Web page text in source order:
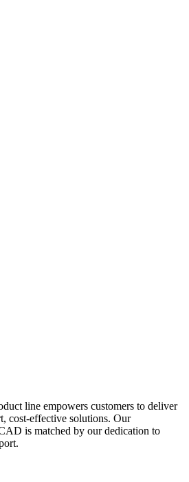
line empowers customers to deliver
cost-effective solutions. Our
is matched by our dedication to